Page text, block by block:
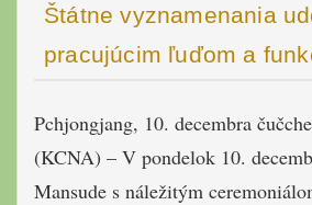
Štátne vyznamenania
pracujúcim ľuďom a
Pchjongjang, 10. decembra
(KCNA) – V pondelok 10.
Mansude s náležitým